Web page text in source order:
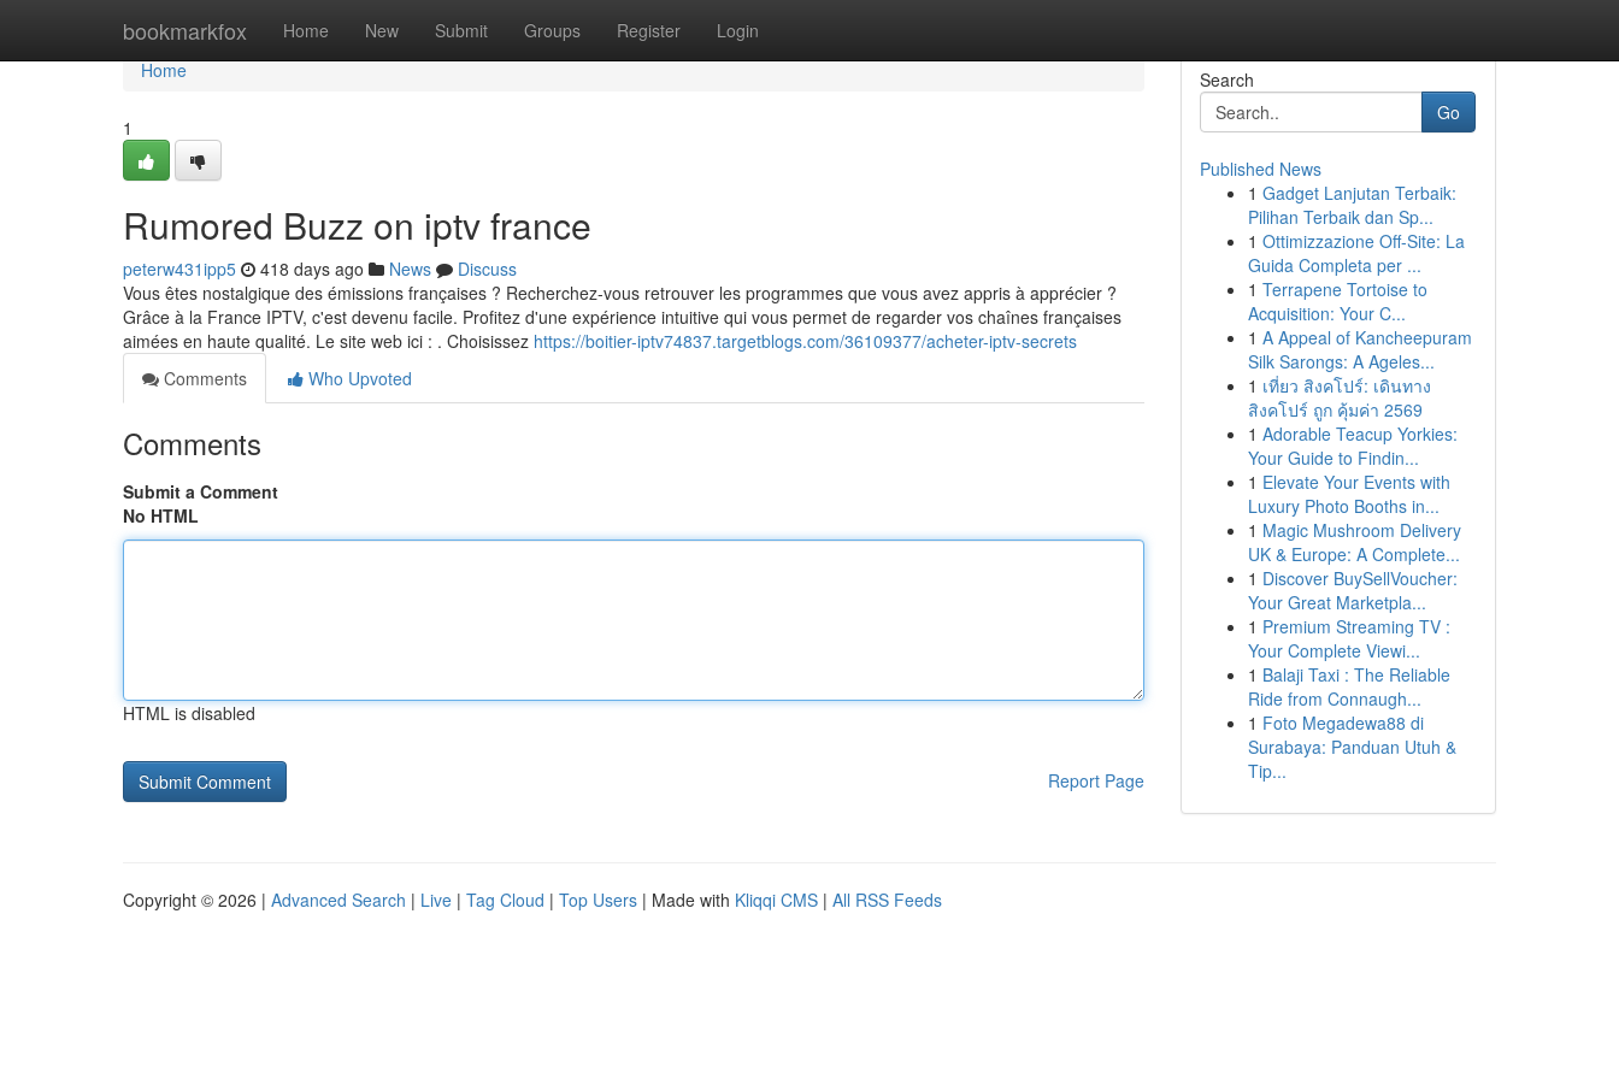
bookmarkfox Home New Submit Groups Register Login
Home
Home
1
Rumored Buzz on iptv france
peterw431ipp5 418 days ago News
Discuss
Vous êtes nostalgique des émissions françaises ? Recherchez-vous retrouver les programmes que vous avez appris à apprécier ?
Grâce à la France IPTV, c'est devenu facile. Profitez d'une expérience intuitive qui vous permet de regarder vos chaînes françaises
aimées en haute qualité. Le site web ici : . Choisissez https://boitier-iptv74837.targetblogs.com/36109377/acheter-iptv-secrets
Comments
Who Upvoted
Comments
Submit a Comment
No HTML
HTML is disabled
Report Page
Search
Go
Published News
1 Gadget Lanjutan Terbaik:
Pilihan Terbaik dan Sp...
1 Ottimizzazione Off-Site: La
Guida Completa per ...
1 Terrapene Tortoise to
Acquisition: Your C...
1 A Appeal of Kancheepuram
Silk Sarongs: A Ageles...
1 เที่ยว สิงคโปร์: เดินทาง
สิงคโปร์ ถูก คุ้มค่า 2569
1 Adorable Teacup Yorkies:
Your Guide to Findin...
1 Elevate Your Events with
Luxury Photo Booths in...
1 Magic Mushroom Delivery
UK & Europe: A Complete...
1 Discover BuySellVoucher:
Your Great Marketpla...
1 Premium Streaming TV :
Your Complete Viewi...
1 Balaji Taxi : The Reliable
Ride from Connaugh...
1 Foto Megadewa88 di
Surabaya: Panduan Utuh &
Tip...
Copyright © 2026 | Advanced Search | Live | Tag Cloud | Top Users | Made with Kliqqi CMS | All RSS Feeds